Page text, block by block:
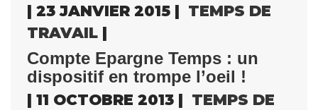
| 23 JANVIER 2015 | TEMPS DE
TRAVAIL
Compte Epargne Temps : un
dispositif en trompe l’oeil !
| 11 OCTOBRE 2013 | TEMPS DE